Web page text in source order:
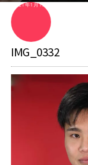
2021年1月15日
IMG_0332